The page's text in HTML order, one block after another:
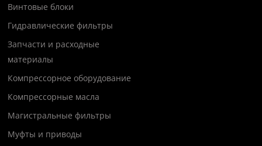
Винтовые блоки
Гидравлические фильтры
Запчасти и расходные
материалы
Компрессорное оборудование
Компрессорные масла
Магистральные фильтры
Муфты и приводы